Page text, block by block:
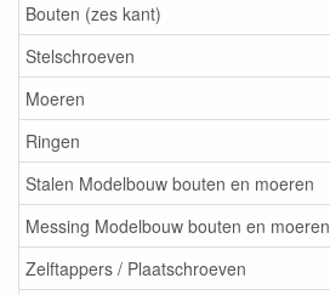
Bouten (zes kant)
Stelschroeven
Moeren
Ringen
Stalen Modelbouw bouten en moeren
Messing Modelbouw bouten en moeren
Zelftappers / Plaatschroeven